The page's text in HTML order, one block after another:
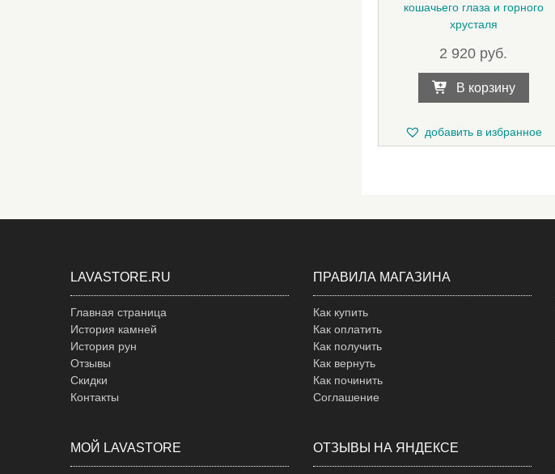
кошачьего глаза и горного
хрусталя
2 920 руб.
В корзину
добавить в избранное
LAVASTORE.RU
Главная страница
История камней
История рун
Отзывы
Скидки
Контакты
МОЙ LAVASTORE
ПРАВИЛА МАГАЗИНА
Как купить
Как оплатить
Как получить
Как вернуть
Как починить
Соглашение
ОТЗЫВЫ НА ЯНДЕКСЕ